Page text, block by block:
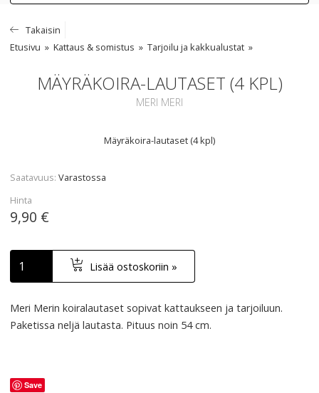
Takaisin
Etusivu
Kattaus & somistus Tarjoilu ja kakkualustat
MÄYRÄKOIRA-LAUTASET (4 KPL)
MERI MERI
Mäyräkoira-lautaset (4 kpl)
Saatavuus Varastossa
Hinta
9,90 €
Lisää ostoskoriin »
Meri Merin koiralautaset sopivat kattaukseen ja tarjoiluun.
Paketissa neljä lautasta. Pituus noin 54 cm.
Save